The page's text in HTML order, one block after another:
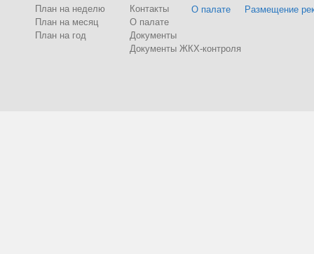
План на неделю
План на месяц
План на год
Контакты
О палате
Документы
Документы ЖКХ-контроля
О палате Размещение